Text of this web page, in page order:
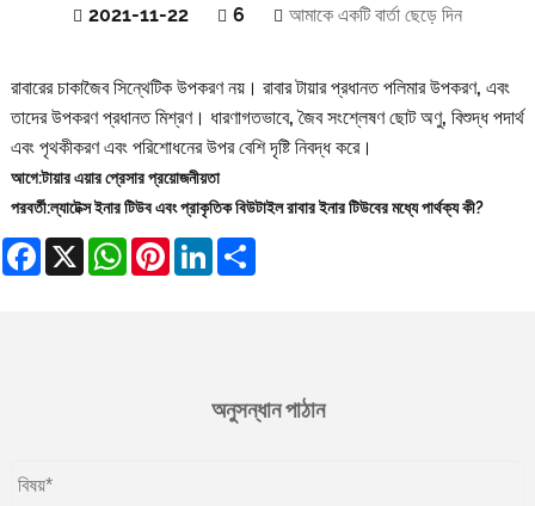
2021-11-22 6 আমাকে একটি বার্তা ছেড়ে দিন
রাবারের চাকাজৈব সিন্থেটিক উপকরণ নয়। রাবার টায়ার প্রধানত পলিমার উপকরণ, এবং
তাদের উপকরণ প্রধানত মিশ্রণ। ধারণাগতভাবে, জৈব সংশ্লেষণ ছোট অণু, বিশুদ্ধ পদার্থ
এবং পৃথকীকরণ এবং পরিশোধনের উপর বেশি দৃষ্টি নিবদ্ধ করে।
আগে:টায়ার এয়ার প্রেসার প্রয়োজনীয়তা
পরবর্তী:ল্যাটেক্স ইনার টিউব এবং প্রাকৃতিক বিউটাইল রাবার ইনার টিউবের মধ্যে পার্থক্য কী?
Facebook
X WhatsApp
PinterestLinkedIn
অনুসন্ধান পাঠান